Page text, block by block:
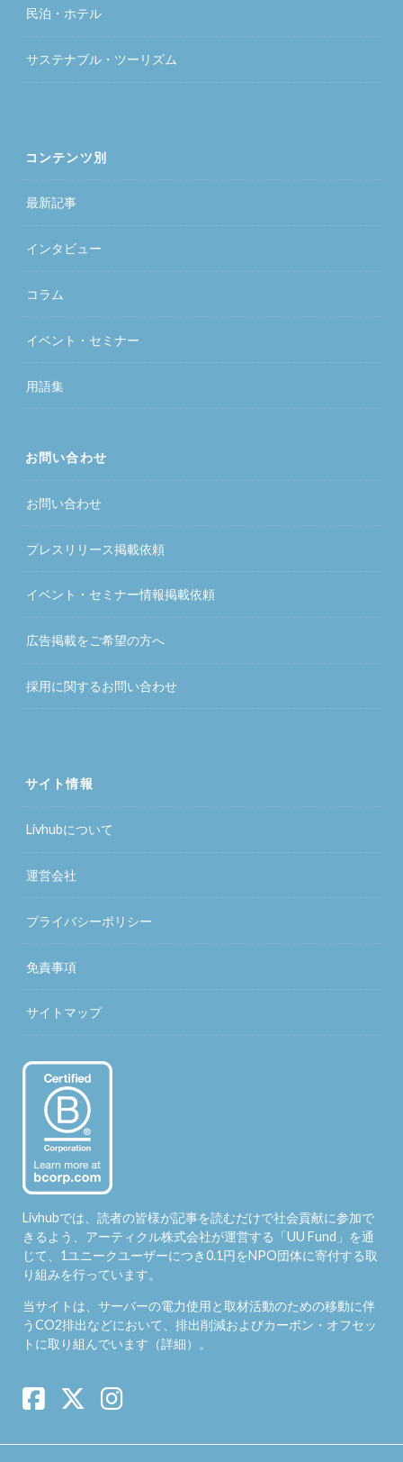
民泊・ホテル
サステナブル・ツーリズム
コンテンツ別
最新記事
インタビュー
コラム
イベント・セミナー
用語集
お問い合わせ
お問い合わせ
プレスリリース掲載依頼
イベント・セミナー情報掲載依頼
広告掲載をご希望の方へ
採用に関するお問い合わせ
サイト情報
Livhubについて
運営会社
プライバシーポリシー
免責事項
サイトマップ
Livhubでは、読者の皆様が記事を読むだけで社会貢献に参加で
きるよう、アーティクル株式会社が運営する「UU Fund 」を通
じて、1ユニークユーザーにつき0.1円をNPO団体に寄付する取
り組みを行っています。
当サイトは、サーバーの電力使用と取材活動のための移動に伴
うCO2排出などにおいて、排出削減およびカーボン・オフセッ
トに取り組んでいます（詳細）。